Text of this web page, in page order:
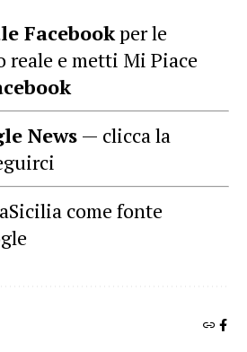
Facebookper le
e metti Mi Piace
News — clicca la
come fonte